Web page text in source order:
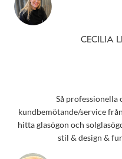
CECILIA
Så professionella
kundbemötande/service
hitta glasögon och
stil & design &